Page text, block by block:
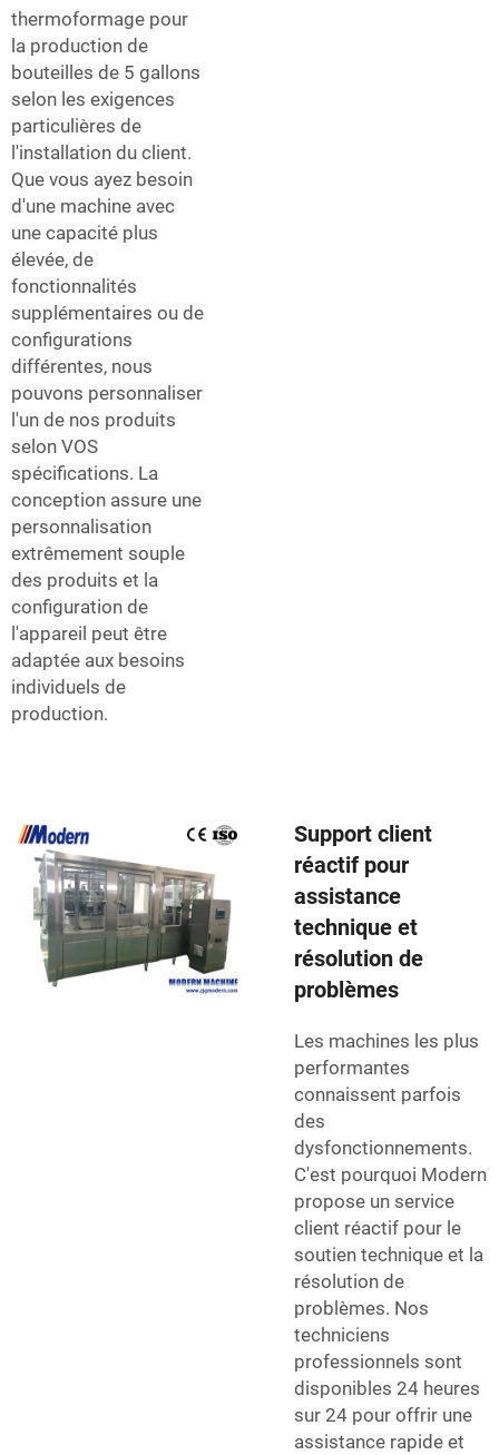
thermoformage pour
la production de
bouteilles de 5 gallons
selon les exigences
particulières de
l'installation du client.
Que vous ayez besoin
d'une machine avec
une capacité plus
élevée, de
fonctionnalités
supplémentaires ou de
configurations
différentes, nous
pouvons personnaliser
l'un de nos produits
selon VOS
spécifications. La
conception assure une
personnalisation
extrêmement souple
des produits et la
configuration de
l'appareil peut être
adaptée aux besoins
individuels de
production.
Support client
réactif pour
assistance
technique et
résolution de
problèmes
Les machines les plus
performantes
connaissent parfois
des
dysfonctionnements.
C'est pourquoi Modern
propose un service
client réactif pour le
soutien technique et la
résolution de
problèmes. Nos
techniciens
professionnels sont
disponibles 24 heures
sur 24 pour offrir une
assistance rapide et